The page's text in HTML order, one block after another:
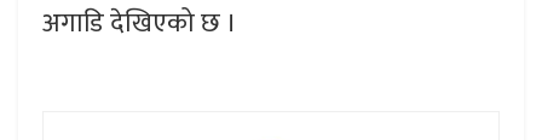
अगाडि देखिएको छ ।